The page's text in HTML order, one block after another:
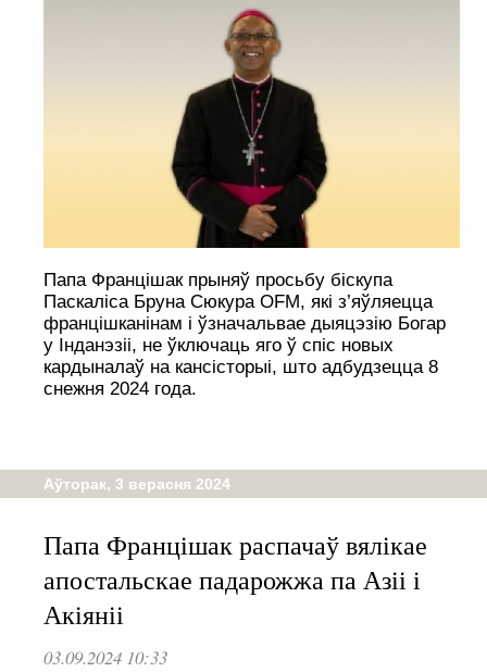
Папа Францішак прыняў просьбу біскупа
Паcкаліса Бруна Сюкура OFM, які з’яўляецца
францішканінам і ўзначальвае дыяцэзію Богар
у Інданэзіі, не ўключаць яго ў спіс новых
кардыналаў на кансісторыі, што адбудзецца 8
снежня 2024 года.
Аўторак, 3 верасня 2024
Папа Францішак распачаў вялікае
апостальскае падарожжа па Азіі і
Акіяніі
03.09.2024 10:33